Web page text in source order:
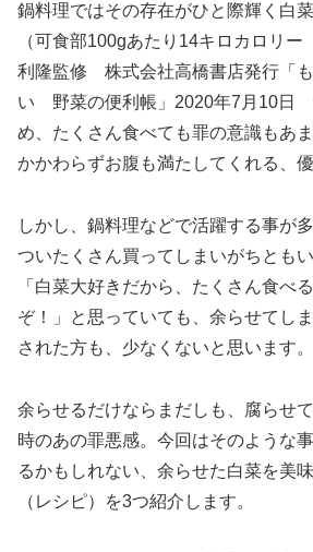
鍋料理ではその存在がひと際輝く白
（可食部100gあたり14キロカロリー
利隆監修 株式会社高橋書店発行「
い 野菜の便利帳」2020年7月10日
め、たくさん食べても罪の意識もあ
かかわらずお腹も満たしてくれる、
しかし、鍋料理などで活躍する事が
ついたくさん買ってしまいがちとも
「白菜大好きだから、たくさん食べ
ぞ！」と思っていても、余らせてし
された方も、少なくないと思います。
余らせるだけならまだしも、腐らせ
時のあの罪悪感。今回はそのような
るかもしれない、余らせた白菜を美
（レシピ）を3つ紹介します。